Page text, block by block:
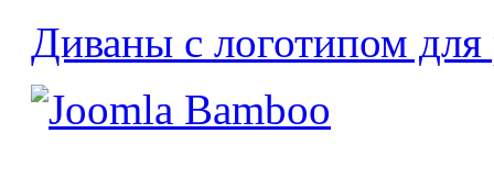
Диваны с логотипом